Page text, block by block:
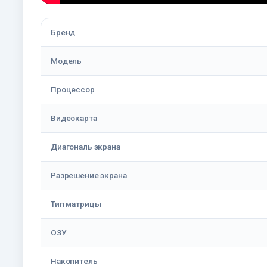
Бренд
Модель
Процессор
Видеокарта
Диагональ экрана
Разрешение экрана
Тип матрицы
ОЗУ
Накопитель